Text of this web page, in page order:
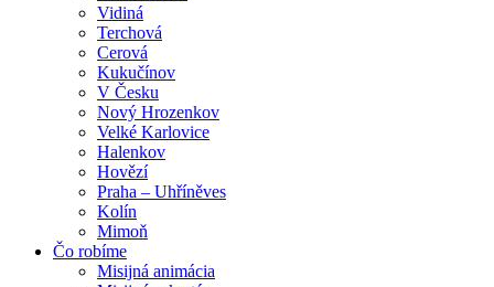
Vidiná
Terchová
Cerová
Kukučínov
V Česku
Nový Hrozenkov
Velké Karlovice
Halenkov
Hovězí
Praha – Uhříněves
Kolín
Mimoň
Čo robíme
Misijná animácia